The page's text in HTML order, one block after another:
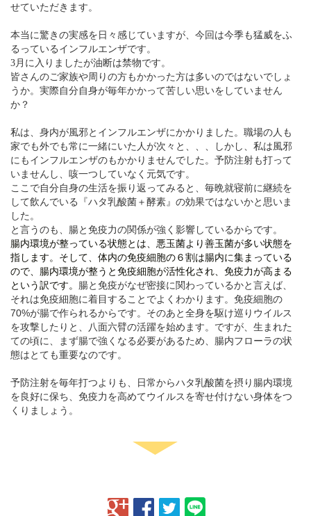
せていただきます。
本当に驚きの実感を日々感じていますが、今回は今季も猛威をふ
るっているインフルエンザです。
3月に入りましたが油断は禁物です。
皆さんのご家族や周りの方もかかった方は多いのではないでしょ
うか。実際自分自身が毎年かかって苦しい思いをしていません
か？
私は、身内が風邪とインフルエンザにかかりました。職場の人も
家でも外でも常に一緒にいた人が次々と、、、しかし、私は風邪
にもインフルエンザのもかかりませんでした。予防注射も打って
いませんし、咳一つしていなく元気です。
ここで自分自身の生活を振り返ってみると、毎晩就寝前に継続を
して飲んでいる『ハタ乳酸菌＋酵素』の効果ではないかと思いま
した。
と言うのも、腸と免疫力の関係が強く影響しているからです。
腸内環境が整っている状態とは、悪玉菌より善玉菌が多い状態を
指します。そして、体内の免疫細胞の６割は腸内に集まっている
ので、腸内環境が整うと免疫細胞が活性化され、免疫力が高まる
という訳です。 腸と免疫がなぜ密接に関わっているかと言えば、
それは免疫細胞に着目することでよくわかります。免疫細胞の
70%が腸で作られるからです。そのあと全身を駆け巡りウイルス
を攻撃したりと、八面六臂の活躍を始めます。ですが、生まれた
ての頃に、まず腸で強くなる必要があるため、腸内フローラの状
態はとても重要なのです。
予防注射を毎年打つよりも、日常からハタ乳酸菌を摂り腸内環境
を良好に保ち、免疫力を高めてウイルスを寄せ付けない身体をつ
くりましょう。